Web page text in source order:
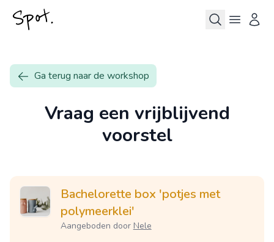
Ga terug naar de workshop
Vraag een vrijblijvend
voorstel
Bachelorette box 'potjes met
polymeerklei'
Aangeboden door Nele